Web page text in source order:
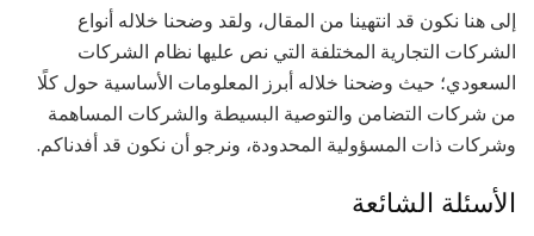
إلى هنا نكون قد انتهينا من المقال، ولقد وضحنا خلاله أنواع
الشركات التجارية المختلفة التي نص عليها نظام الشركات
السعودي؛ حيث وضحنا خلاله أبرز المعلومات الأساسية حول كلًا
من شركات التضامن والتوصية البسيطة والشركات المساهمة
وشركات ذات المسؤولية المحدودة، ونرجو أن نكون قد أفدناكم.
الأسئلة الشائعة